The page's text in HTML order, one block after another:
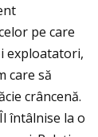
pe care
exploatatori,
care să
crâncenă.
întâlnise la o